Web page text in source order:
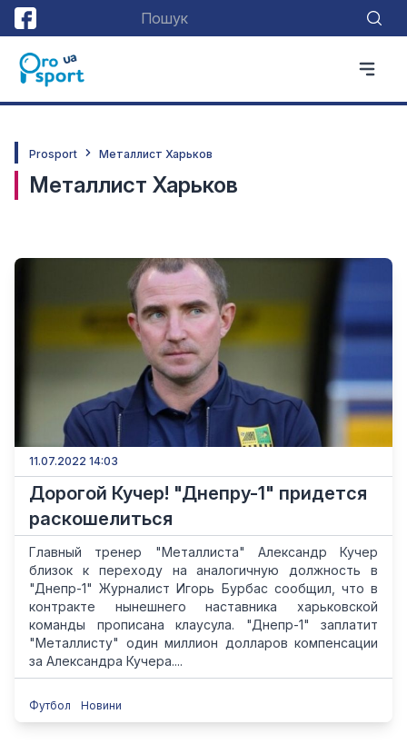
Prosport Металлист Харьков
Металлист Харьков
11.07.2022 14:03
Дорогой Кучер! "Днепру-1" придется
раскошелиться
Главный тренер "Металлиста" Александр Кучер
близок к переходу на аналогичную должность в
"Днепр-1" Журналист Игорь Бурбас сообщил, что в
контракте нынешнего наставника харьковской
команды прописана клаусула. "Днепр-1" заплатит
"Металлисту" один миллион долларов компенсации
за Александра Кучера....
Футбол Новини